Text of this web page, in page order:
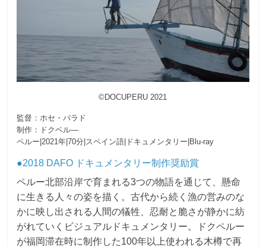
©DOCUPERU 2021
監督：ホセ・バラド
制作：ドクベル―
ペルー|2021年|70分|スペイン語|ドキュメンタリー|Blu-ray
●2018 DAFO ドキュメンタリー制作奨励賞
ペルー北部沿岸で育まれる3つの物語を通じて、懸命
に生きる人々の姿を描く。古代から続く漁の営みのな
かに映し出される人間の犠牲、忍耐と脆さが静かに紡
がれていくビジュアルドキュメンタリー。ドクペルー
が福岡滞在時に制作した100年以上使われる木樽で再